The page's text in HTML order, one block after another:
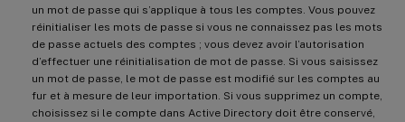
un mot de passe qui s’applique à tous les comptes. Vous pouvez
réinitialiser les mots de passe si vous ne connaissez pas les mots
de passe actuels des comptes ; vous devez avoir l’autorisation
d’effectuer une réinitialisation de mot de passe. Si vous saisissez
un mot de passe, le mot de passe est modifié sur les comptes au
fur et à mesure de leur importation. Si vous supprimez un compte,
choisissez si le compte dans Active Directory doit être conservé,